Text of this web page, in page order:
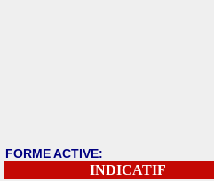
FORME ACTIVE:
INDICATIF